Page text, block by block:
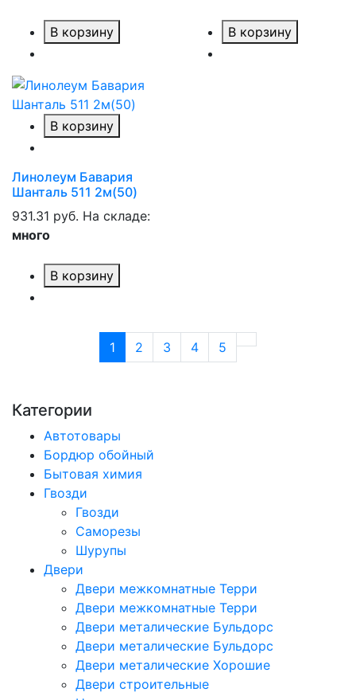
В корзину В корзину
В корзину
Линолеум Бавария
Шанталь 511 2м(50)
931.31 руб. На складе:
много
В корзину
1 2 3 4 5
Категории
Автотовары
Бордюр обойный
Бытовая химия
Гвозди
Гвозди
Саморезы
Шурупы
Двери
Двери межкомнатные Терри
Двери межкомнатные Терри
Двери металические Бульдорс
Двери металические Бульдорс
Двери металические Хорошие
Двери строительные